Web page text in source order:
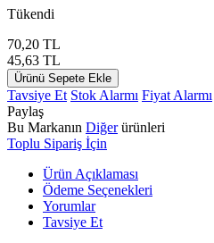
Tükendi
70,20 TL
45,63 TL
Ürünü Sepete Ekle
Tavsiye Et Stok Alarmı Fiyat Alarmı
Paylaş
Bu Markanın Diğerürünleri
Toplu Sipariş İçin
Ürün Açıklaması
Ödeme Seçenekleri
Yorumlar
Tavsiye Et